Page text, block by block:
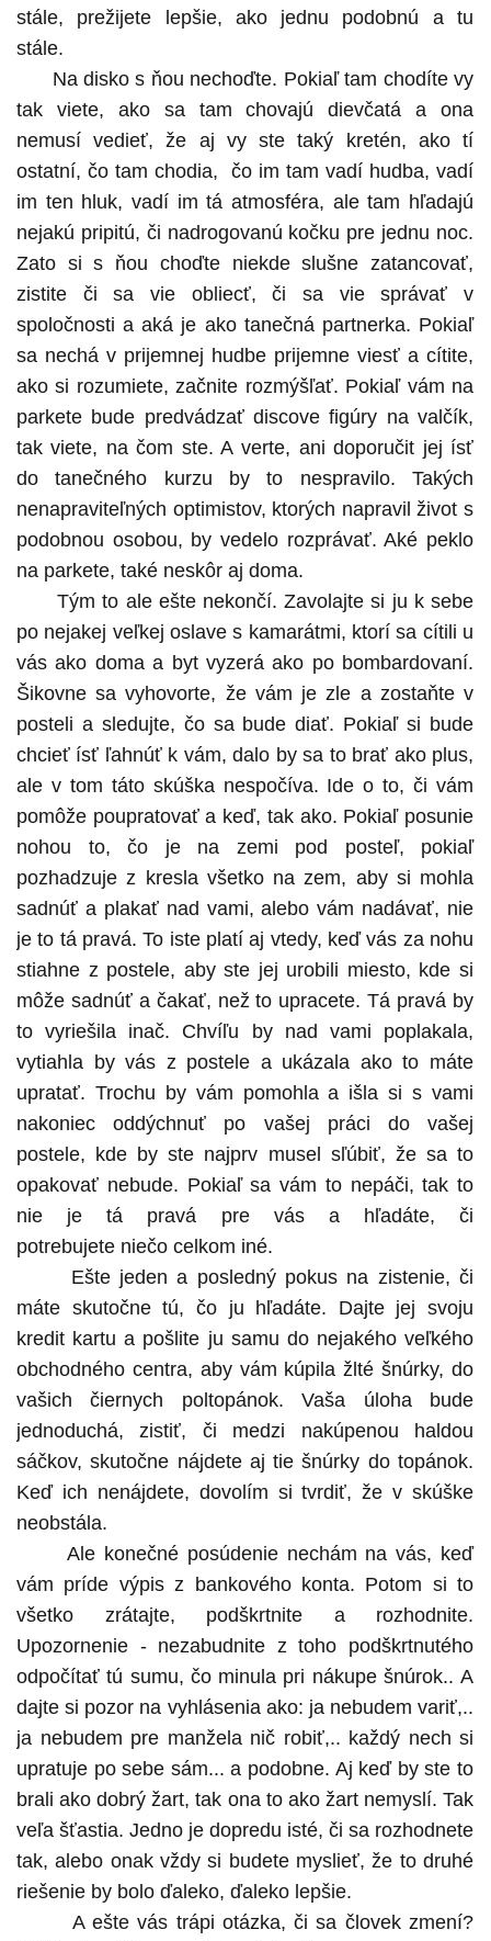
stále, prežijete lepšie, ako jednu podobnú a tu
stále.
Na disko s ňou nechoďte. Pokiaľ tam chodíte vy
tak viete, ako sa tam chovajú dievčatá a ona
nemusí vedieť, že aj vy ste taký kretén, ako tí
ostatní, čo tam chodia, čo im tam vadí hudba, vadí
im ten hluk, vadí im tá atmosféra, ale tam hľadajú
nejakú pripitú, či nadrogovanú kočku pre jednu noc.
Zato si s ňou choďte niekde slušne zatancovať,
zistite či sa vie obliecť, či sa vie správať v
spoločnosti a aká je ako tanečná partnerka. Pokiaľ
sa nechá v prijemnej hudbe prijemne viesť a cítite,
ako si rozumiete, začnite rozmýšľať. Pokiaľ vám na
parkete bude predvádzať discove figúry na valčík,
tak viete, na čom ste. A verte, ani doporučit jej ísť
do tanečného kurzu by to nespravilo. Takých
nenapraviteľných optimistov, ktorých napravil život s
podobnou osobou, by vedelo rozprávať. Aké peklo
na parkete, také neskôr aj doma.
Tým to ale ešte nekončí. Zavolajte si ju k sebe
po nejakej veľkej oslave s kamarátmi, ktorí sa cítili u
vás ako doma a byt vyzerá ako po bombardovaní.
Šikovne sa vyhovorte, že vám je zle a zostaňte v
posteli a sledujte, čo sa bude diať. Pokiaľ si bude
chcieť ísť ľahnúť k vám, dalo by sa to brať ako plus,
ale v tom táto skúška nespočíva. Ide o to, či vám
pomôže poupratovať a keď, tak ako. Pokiaľ posunie
nohou to, čo je na zemi pod posteľ, pokiaľ
pozhadzuje z kresla všetko na zem, aby si mohla
sadnúť a plakať nad vami, alebo vám nadávať, nie
je to tá pravá. To iste platí aj vtedy, keď vás za nohu
stiahne z postele, aby ste jej urobili miesto, kde si
môže sadnúť a čakať, než to upracete. Tá pravá by
to vyriešila inač. Chvíľu by nad vami poplakala,
vytiahla by vás z postele a ukázala ako to máte
upratať. Trochu by vám pomohla a išla si s vami
nakoniec oddýchnuť po vašej práci do vašej
postele, kde by ste najprv musel sľúbiť, že sa to
opakovať nebude. Pokiaľ sa vám to nepáči, tak to
nie je tá pravá pre vás a hľadáte, či
potrebujete niečo celkom iné.
Ešte jeden a posledný pokus na zistenie, či
máte skutočne tú, čo ju hľadáte. Dajte jej svoju
kredit kartu a pošlite ju samu do nejakého veľkého
obchodného centra, aby vám kúpila žlté šnúrky, do
vašich čiernych poltopánok. Vaša úloha bude
jednoduchá, zistiť, či medzi nakúpenou haldou
sáčkov, skutočne nájdete aj tie šnúrky do topánok.
Keď ich nenájdete, dovolím si tvrdiť, že v skúške
neobstála.
Ale konečné posúdenie nechám na vás, keď
vám príde výpis z bankového konta. Potom si to
všetko zrátajte, podškrtnite a rozhodnite.
Upozornenie - nezabudnite z toho podškrtnutého
odpočítať tú sumu, čo minula pri nákupe šnúrok.. A
dajte si pozor na vyhlásenia ako: ja nebudem variť,..
ja nebudem pre manžela nič robiť,.. každý nech si
upratuje po sebe sám... a podobne. Aj keď by ste to
brali ako dobrý žart, tak ona to ako žart nemyslí. Tak
veľa šťastia. Jedno je dopredu isté, či sa rozhodnete
tak, alebo onak vždy si budete myslieť, že to druhé
riešenie by bolo ďaleko, ďaleko lepšie.
A ešte vás trápi otázka, či sa človek zmení?